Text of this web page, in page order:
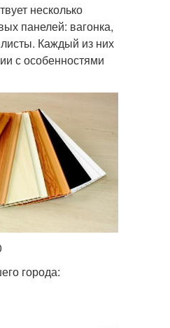
несколько
панелей: вагонка,
Каждый из них
с особенностями
города: